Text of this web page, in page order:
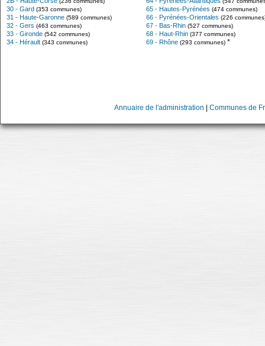
30 - Gard (353 communes)
31 - Haute-Garonne (589 communes)
32 - Gers (463 communes)
33 - Gironde (542 communes)
34 - Hérault (343 communes)
65 - Hautes-Pyrénées (474 communes)
66 - Pyrénées-Orientales (226
67 - Bas-Rhin (527 communes)
68 - Haut-Rhin (377 communes)
69 - Rhône (293 communes) *
Annuaire de l'administration Communes de